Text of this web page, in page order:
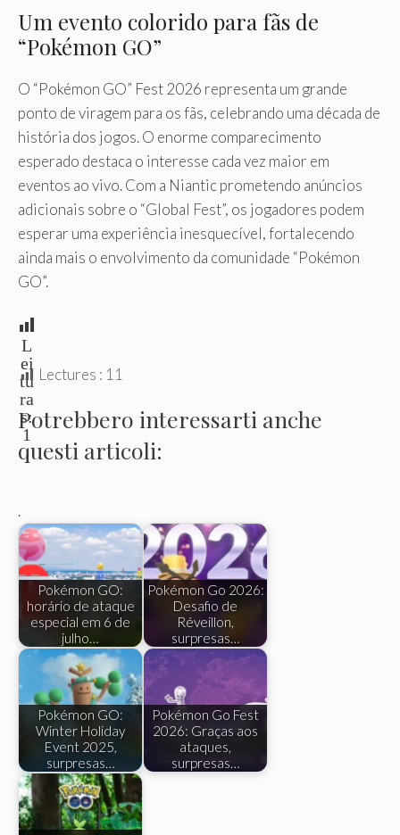
Um evento colorido para fãs de
“Pokémon GO”
O “Pokémon GO” Fest 2026 representa um grande
ponto de viragem para os fãs, celebrando uma década de
história dos jogos. O enorme comparecimento
esperado destaca o interesse cada vez maior em
eventos ao vivo. Com a Niantic prometendo anúncios
adicionais sobre o “Global Fest”, os jogadores podem
esperar uma experiência inesquecível, fortalecendo
ainda mais o envolvimento da comunidade “Pokémon
GO”.
L
ei
tu
ra
s:
1
Lectures : 11
Potrebbero interessarti anche
questi articoli:
.
Pokémon GO:
horário de ataque
especial em 6 de
julho…
Pokémon Go 2026:
Desafio de
Réveillon,
surpresas…
Pokémon GO:
Winter Holiday
Event 2025,
surpresas…
Pokémon Go Fest
2026: Graças aos
ataques,
surpresas…